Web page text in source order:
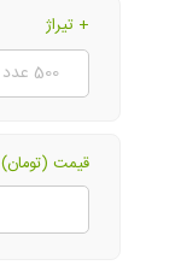
+ تیراژ
قیمت (تومان)